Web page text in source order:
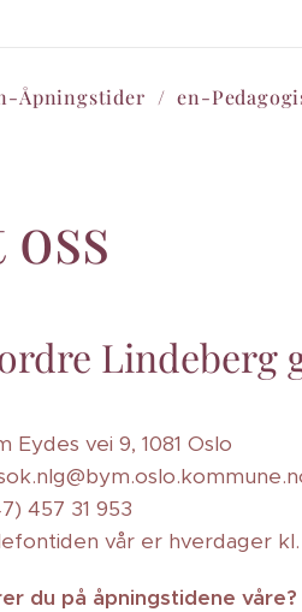
Åpningstider en-
Lindeberg
Eydes vei 9, 1081 Oslo
457 31 953
vår er hverdager kl.
du på åpningstidene våre?